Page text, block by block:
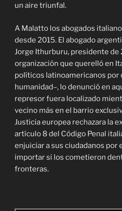
un aire triunfal.
A Malatto los abogados
desde 2015. El abogado
Jorge Ithurburu, presidente de
organización que querelló en
políticos latinoamericanos por
humanidad–, lo denunció en
represor fuera localizado
vecino más en el barrio
Justicia europea rechazara la
artículo 8 del Código Penal
enjuiciar a sus ciudadanos por
importar si los cometieron
fronteras.